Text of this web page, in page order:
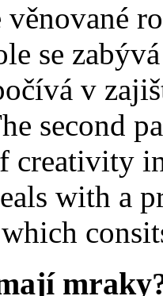
věnované
se
v
second
creativity
with a
which